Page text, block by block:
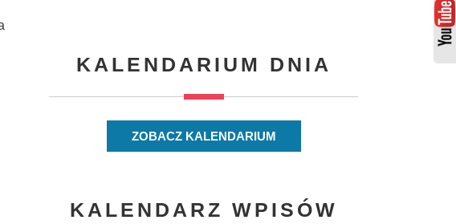
KALENDARIUM DNIA
ZOBACZ KALENDARIUM
KALENDARZ WPISÓW